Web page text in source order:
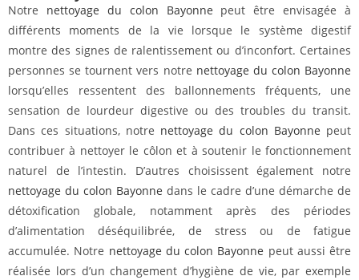
Notre nettoyage du colon Bayonne peut être envisagée à
différents moments de la vie lorsque le système digestif
montre des signes de ralentissement ou d’inconfort. Certaines
personnes se tournent vers notre nettoyage du colon Bayonne
lorsqu’elles ressentent des ballonnements fréquents, une
sensation de lourdeur digestive ou des troubles du transit.
Dans ces situations, notre nettoyage du colon Bayonne peut
contribuer à nettoyer le côlon et à soutenir le fonctionnement
naturel de l’intestin. D’autres choisissent également notre
nettoyage du colon Bayonne dans le cadre d’une démarche de
détoxification globale, notamment après des périodes
d’alimentation déséquilibrée, de stress ou de fatigue
accumulée. Notre nettoyage du colon Bayonne peut aussi être
réalisée lors d’un changement d’hygiène de vie, par exemple